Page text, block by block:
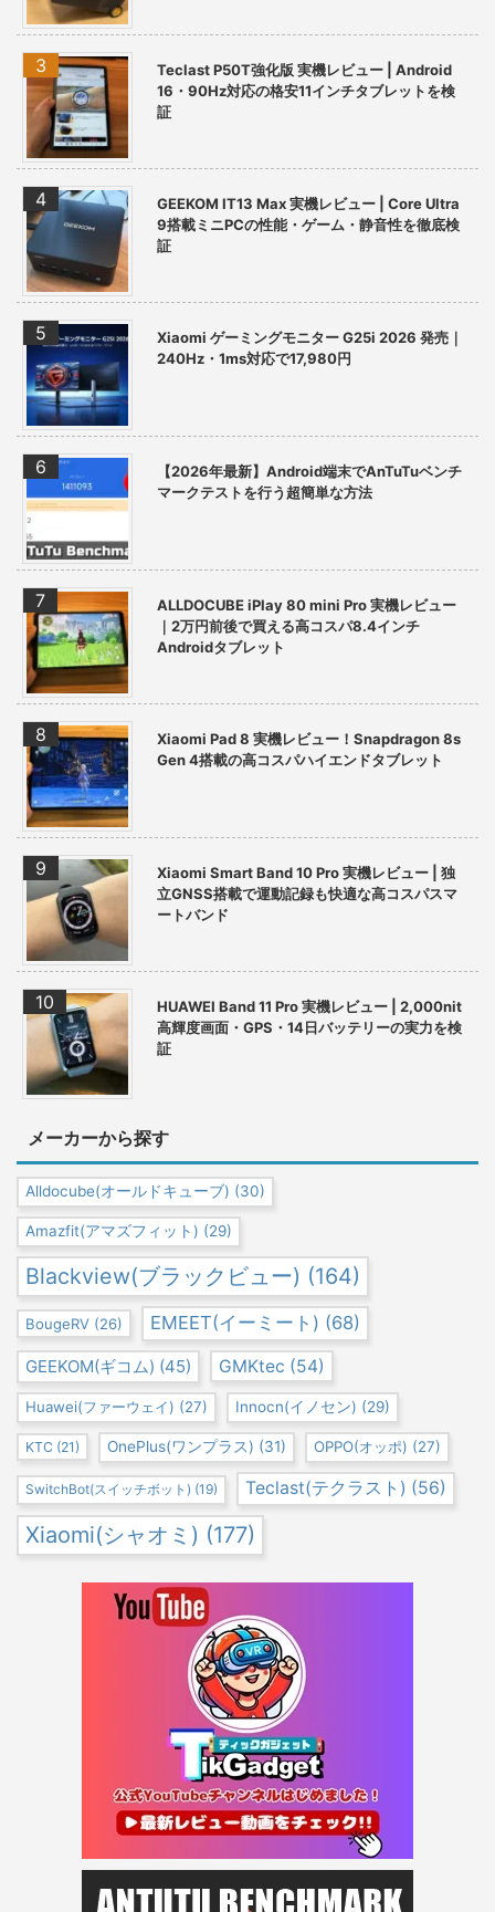
Teclast P50T強化版 実機レビュー | Android
16・90Hz対応の格安11インチタブレットを検
証
GEEKOM IT13 Max 実機レビュー | Core Ultra
9搭載ミニPCの性能・ゲーム・静音性を徹底検
証
Xiaomi ゲーミングモニター G25i 2026 発売｜
240Hz・1ms対応で17,980円
【2026年最新】Android端末でAnTuTuベンチ
マークテストを行う超簡単な方法
ALLDOCUBE iPlay 80 mini Pro 実機レビュー
｜2万円前後で買える高コスパ8.4インチ
Androidタブレット
Xiaomi Pad 8 実機レビュー！Snapdragon 8s
Gen 4搭載の高コスパハイエンドタブレット
Xiaomi Smart Band 10 Pro 実機レビュー | 独
立GNSS搭載で運動記録も快適な高コスパスマ
ートバンド
HUAWEI Band 11 Pro 実機レビュー | 2,000nit
高輝度画面・GPS・14日バッテリーの実力を検
証
メーカーから探す
Alldocube(オールドキューブ) (30)
Amazfit(アマズフィット) (29)
Blackview(ブラックビュー) (164)
BougeRV (26) EMEET(イーミート) (68)
GEEKOM(ギコム) (45) GMKtec (54)
Huawei(ファーウェイ) (27) Innocn(イノセン) (29)
KTC (21) OnePlus(ワンプラス) (31) OPPO(オッポ) (27)
SwitchBot(スイッチボット) (19) Teclast(テクラスト) (56)
Xiaomi(シャオミ) (177)